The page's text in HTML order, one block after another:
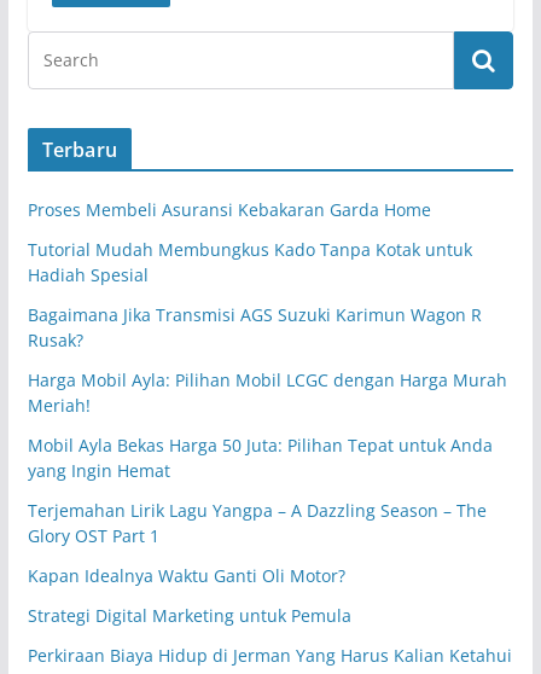
Terbaru
Proses Membeli Asuransi Kebakaran Garda Home
Tutorial Mudah Membungkus Kado Tanpa Kotak untuk
Hadiah Spesial
Bagaimana Jika Transmisi AGS Suzuki Karimun Wagon R
Rusak?
Harga Mobil Ayla: Pilihan Mobil LCGC dengan Harga Murah
Meriah!
Mobil Ayla Bekas Harga 50 Juta: Pilihan Tepat untuk Anda
yang Ingin Hemat
Terjemahan Lirik Lagu Yangpa – A Dazzling Season – The
Glory OST Part 1
Kapan Idealnya Waktu Ganti Oli Motor?
Strategi Digital Marketing untuk Pemula
Perkiraan Biaya Hidup di Jerman Yang Harus Kalian Ketahui